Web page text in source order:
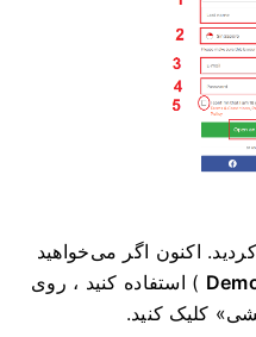
اکنون اگر می‌خواهید
) استفاده کنید ، روی
کلیک کنید.